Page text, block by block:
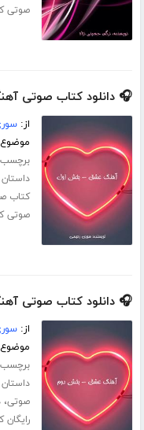
صوتی
🎧 دانلود کتاب صوتی
از:
کتاب
صوتی
🎧 دانلود کتاب صوتی
از:
داستان
صوتی،